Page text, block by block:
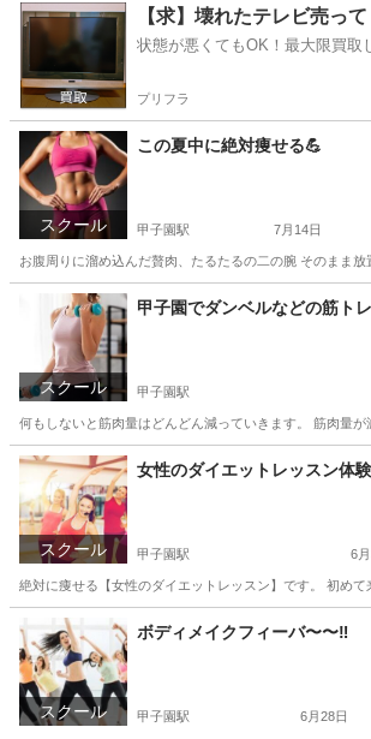
兵庫 西宮市 甲子園駅 ウォーキング 波動
【求】壊れたテレビ売っ
状態が悪くてもOK！最大限買取
プリフラ
スクール
この夏中に絶対痩せる💪
甲子園駅 7月14日
お腹周りに溜め込んだ贅肉、たるたるの二の腕 そのまま
西宮市 甲子園駅 美容健康 レッスン
スクール
甲子園でダンベルなどの筋ト
甲子園駅
何もしないと筋肉量はどんどん減っていきます。 筋肉量
兵庫 西宮市 甲子園駅 その他 コアリズム
スクール
女性のダイエットレッスン体
甲子園駅 6
絶対に痩せる【女性のダイエットレッスン】です。 初め
西宮市 甲子園駅 レッスン
スクール
ボディメイクフィーバ〜〜‼️
甲子園駅 6月28日